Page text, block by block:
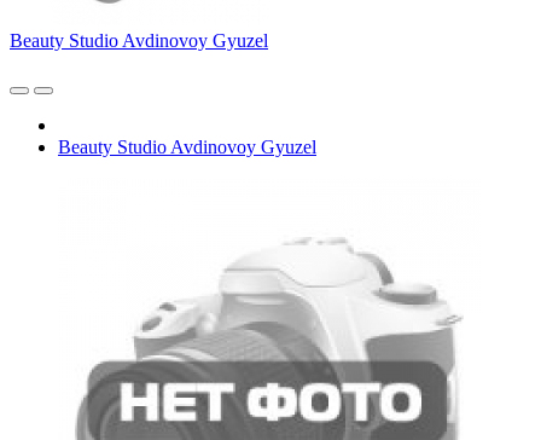
Beauty Studio Avdinovoy Gyuzel
Beauty Studio Avdinovoy Gyuzel